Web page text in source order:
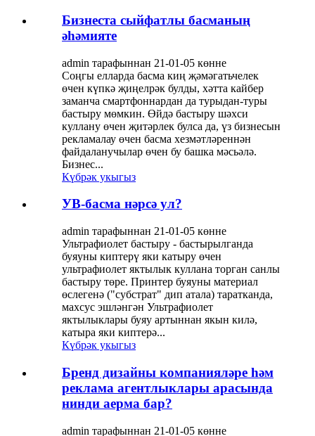
Бизнеста сыйфатлы басманың
әһәмияте
admin тарафыннан 21-01-05 көнне
Соңгы елларда басма киң җәмәгатьчелек
өчен күпкә җиңелрәк булды, хәтта кайбер
заманча смартфоннардан да турыдан-туры
бастыру мөмкин. Өйдә бастыру шәхси
куллану өчен җитәрлек булса да, үз бизнесын
рекламалау өчен басма хезмәтләреннән
файдаланучылар өчен бу башка мәсьәлә.
Бизнес...
Күбрәк укыгыз
УВ-басма нәрсә ул?
admin тарафыннан 21-01-05 көнне
Ультрафиолет бастыру - бастырылганда
буяуны киптерү яки катыру өчен
ультрафиолет яктылык куллана торган санлы
бастыру төре. Принтер буяуны материал
өслегенә ("субстрат" дип атала) таратканда,
махсус эшләнгән Ультрафиолет
яктылыклары буяу артыннан якын килә,
катыра яки киптерә...
Күбрәк укыгыз
Бренд дизайны компанияләре һәм
реклама агентлыклары арасында
нинди аерма бар?
admin тарафыннан 21-01-05 көнне